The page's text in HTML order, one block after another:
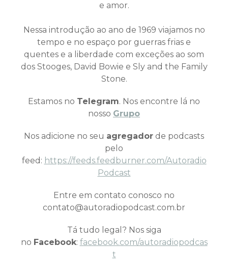
e amor.
Nessa introdução ao ano de 1969 viajamos no
tempo e no espaço por guerras frias e
quentes e a liberdade com exceções ao som
dos Stooges, David Bowie e Sly and the Family
Stone.
Estamos no Telegram. Nos encontre lá no
nosso Grupo
Nos adicione no seu agregador de podcasts
pelo
feed: https://feeds.feedburner.com/Autoradio
Podcast
Entre em contato conosco no
contato@autoradiopodcast.com.br
Tá tudo legal? Nos siga
no Facebook: facebook.com/autoradiopodcas
t